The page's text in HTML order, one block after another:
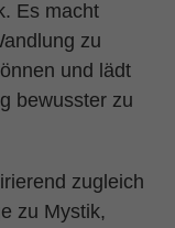
Es macht
zu
und lädt
bewusster zu
zugleich
zu Mystik,